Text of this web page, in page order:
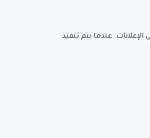
عندما يتم تنفيذ